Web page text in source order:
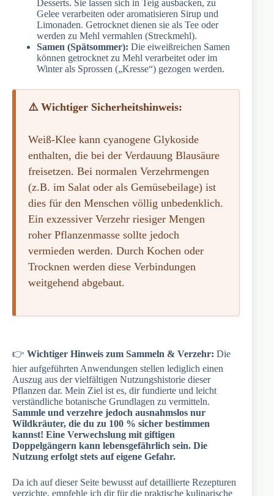
Desserts. Sie lassen sich in Teig ausbacken, zu
Gelee verarbeiten oder aromatisieren Sirup und
Limonaden. Getrocknet dienen sie als Tee oder
werden zu Mehl vermahlen (Streckmehl).
Samen (Spätsommer): Die eiweißreichen Samen
können getrocknet zu Mehl verarbeitet oder im
Winter als Sprossen („Kresse“) gezogen werden.
⚠️ Wichtiger Sicherheitshinweis:
Weiß-Klee kann cyanogene Glykoside
enthalten, die bei der Verdauung Blausäure
freisetzen. Bei normalen Verzehrmengen
(z.B. im Salat oder als Gemüsebeilage) ist
dies für den Menschen völlig unbedenklich.
Ein exzessiver Verzehr riesiger Mengen
roher Pflanzenmasse sollte jedoch
vermieden werden. Durch Kochen oder
Trocknen werden diese Verbindungen
weitgehend abgebaut.
👉 Wichtiger Hinweis zum Sammeln & Verzehr: Die
hier aufgeführten Anwendungen stellen lediglich einen
Auszug aus der vielfältigen Nutzungshistorie dieser
Pflanzen dar. Mein Ziel ist es, dir fundierte und leicht
verständliche botanische Grundlagen zu vermitteln.
Sammle und verzehre jedoch ausnahmslos nur
Wildkräuter, die du zu 100 % sicher bestimmen
kannst! Eine Verwechslung mit giftigen
Doppelgängern kann lebensgefährlich sein. Die
Nutzung erfolgt stets auf eigene Gefahr.
Da ich auf dieser Seite bewusst auf detaillierte Rezepturen
verzichte, empfehle ich dir für die praktische kulinarische